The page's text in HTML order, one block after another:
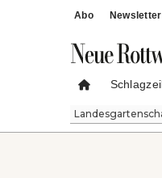
Abo Newsletter